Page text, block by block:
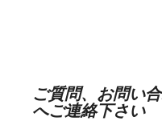
ご質問、お問い
へご連絡下さい